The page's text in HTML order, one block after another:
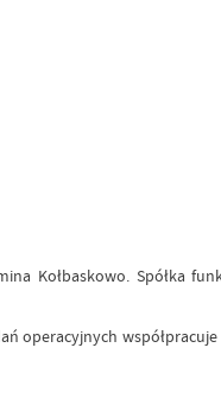
Kołbaskowo. Spółka
operacyjnych